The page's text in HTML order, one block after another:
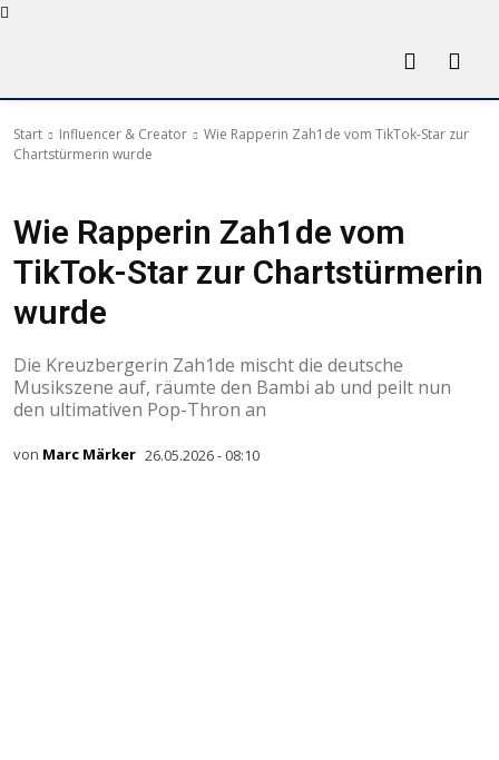
Start Influencer & Creator
Wie Rapperin Zah1de vom TikTok-Star zur
Chartstürmerin wurde
Wie Rapperin Zah1de vom
TikTok-Star zur Chartstürmerin
wurde
Die Kreuzbergerin Zah1de mischt die deutsche
Musikszene auf, räumte den Bambi ab und peilt nun
den ultimativen Pop-Thron an
von Marc Märker 26.05.2026 - 08:10